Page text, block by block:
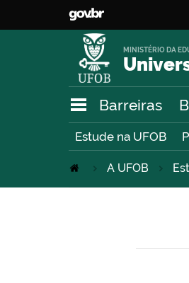
MINISTÉRIO DA
Barreiras
Estude na UFOB
A UFOB